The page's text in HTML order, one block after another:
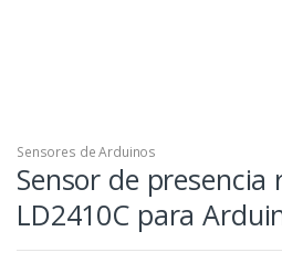
Sensores de Arduinos
Sensor de presencia
LD2410C para